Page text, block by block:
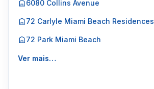
6080 Collins Avenue
72 Carlyle Miami Beach Residences
72 Park Miami Beach
Ver mais…